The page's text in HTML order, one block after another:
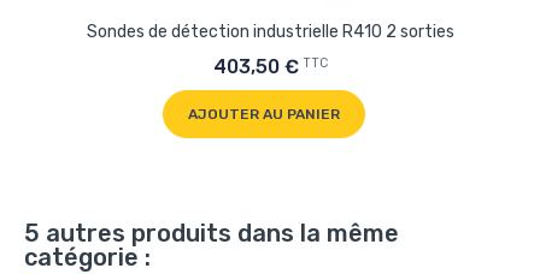
Sondes de détection industrielle R410 2 sorties
403,50 € TTC
AJOUTER AU PANIER
5 autres produits dans la même
catégorie :